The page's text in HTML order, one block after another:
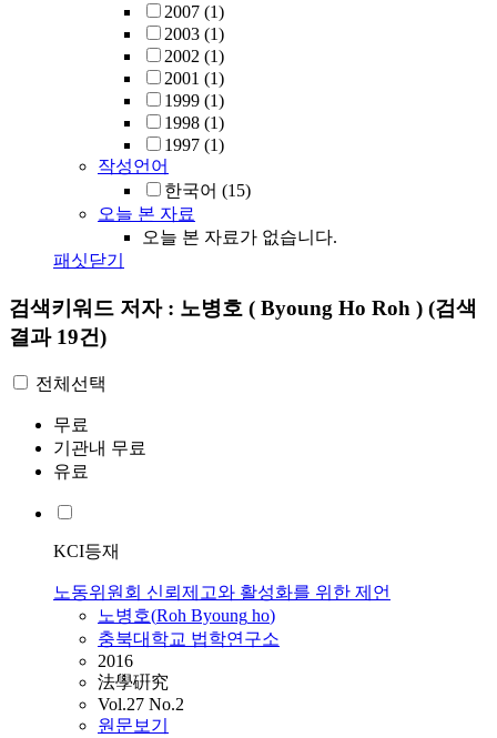
2007 (1)
2003 (1)
2002 (1)
2001 (1)
1999 (1)
1998 (1)
1997 (1)
작성언어
한국어 (15)
오늘 본 자료
오늘 본 자료가 없습니다.
패싯닫기
검색키워드 저자 : 노병호 ( Byoung Ho Roh ) (검색
결과 19건)
전체선택
무료
기관내 무료
유료
KCI등재
노동위원회 신뢰제고와 활성화를 위한 제언
노병호(Roh Byoung ho)
충북대학교 법학연구소
2016
法學硏究
Vol.27 No.2
원문보기